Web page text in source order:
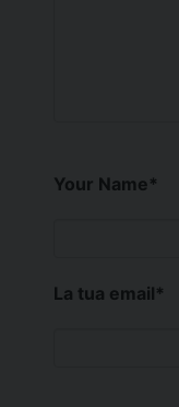
Your Name*
La tua email*